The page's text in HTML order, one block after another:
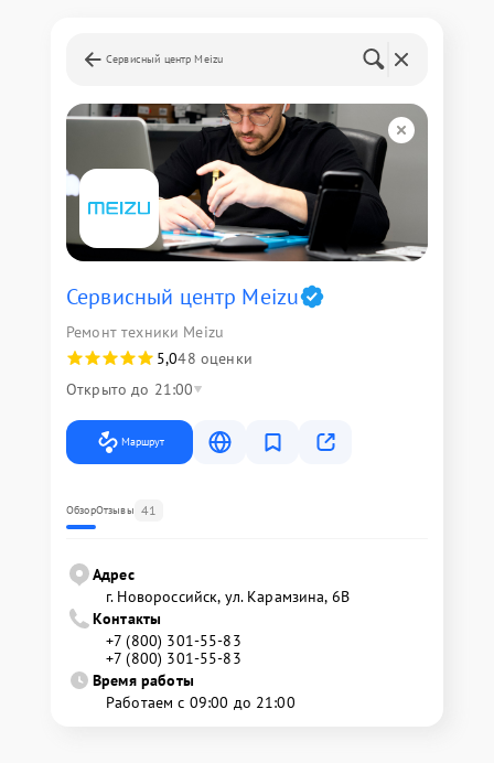
Сервисный центр Meizu
Сервисный центр Meizu
Ремонт техники Meizu
5,048 оценки
Открыто до 21:00
Маршрут
ОбзорОтзывы 41
Адрес
г. Новороссийск, ул. Карамзина, 6В
Контакты
+7 (800) 301-55-83
+7 (800) 301-55-83
Время работы
Работаем с 09:00 до 21:00